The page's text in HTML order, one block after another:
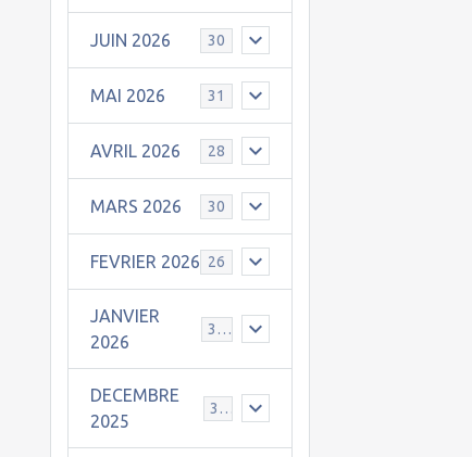
JUIN 2026 30
MAI 2026 31
AVRIL 2026 28
MARS 2026 30
FEVRIER 2026 26
JANVIER
2026
31
DECEMBRE
2025
30